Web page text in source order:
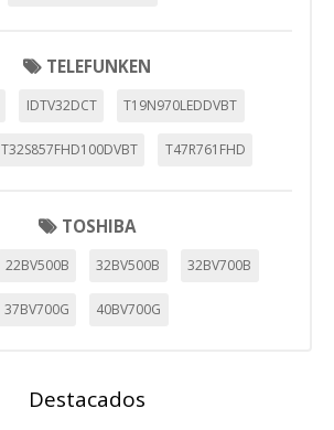
TELEFUNKEN
IDTV32DCT T19N970LEDDVBT
T32S857FHD100DVBT T47R761FHD
TOSHIBA
22BV500B 32BV500B 32BV700B
37BV700G 40BV700G
Destacados